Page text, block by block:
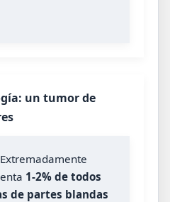
un tumor de
1-2% de todos
de partes blandas